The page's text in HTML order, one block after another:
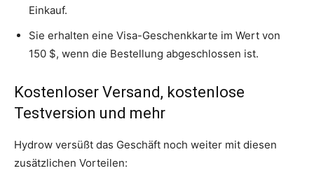
Einkauf.
Sie erhalten eine Visa-Geschenkkarte im Wert von
150 $, wenn die Bestellung abgeschlossen ist.
Kostenloser Versand, kostenlose
Testversion und mehr
Hydrow versüßt das Geschäft noch weiter mit diesen
zusätzlichen Vorteilen: